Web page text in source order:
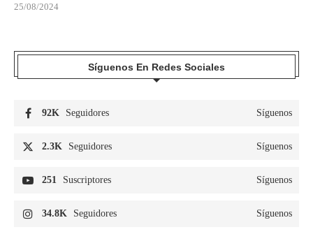
25/08/2024
Síguenos En Redes Sociales
92K Seguidores Síguenos
2.3K Seguidores Síguenos
251 Suscriptores Síguenos
34.8K Seguidores Síguenos